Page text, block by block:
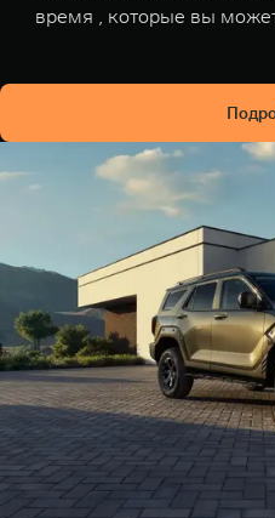
время , которые вы